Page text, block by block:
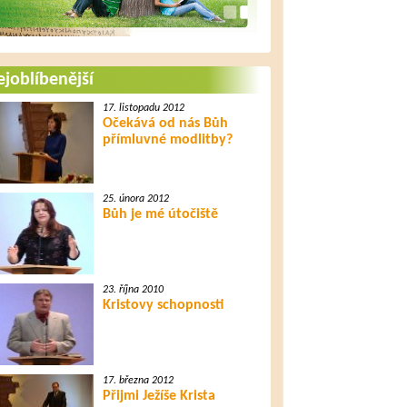
17. listopadu 2012
Očekává od nás Bůh
přímluvné modlitby?
25. února 2012
Bůh je mé útočiště
23. října 2010
Kristovy schopnosti
17. března 2012
Přijmi Ježíše Krista